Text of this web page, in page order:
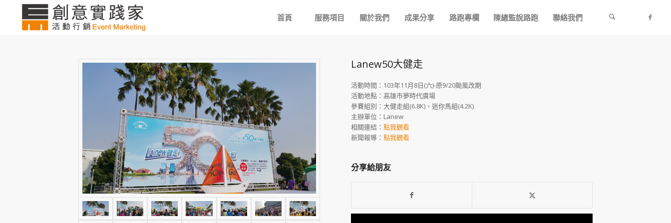
首頁 服務項目 關於我們 成果分享 路跑專欄 陳總監說路跑 聯絡我們
Lanew50大健走
活動時間：103年11月8日(六)-原9/20颱風改期
活動地點：高雄市夢時代廣場
參賽組別：大健走組(6.8K)、迷你馬組(4.2K)
主辦單位：Lanew
相關連結： 點我觀看
新聞報導： 點我觀看
分享給朋友